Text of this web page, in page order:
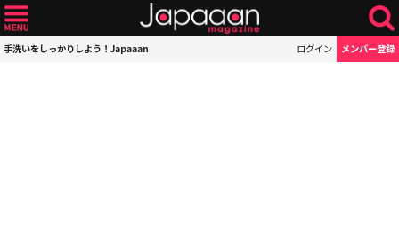
手洗いをしっかりしよう！Japaaan ログイン メンバー登録